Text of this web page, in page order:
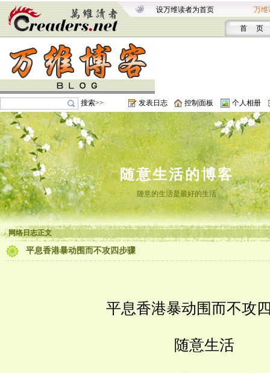
设万维读者为首页 万维
首 页
搜索>> 发表日志 控制面板 个人相册
随意生活的博客
随意的生活是最好的生活
网络日志正文
平息香港暴动围而不攻四步骤
平息香港暴动围而不攻
随意生活